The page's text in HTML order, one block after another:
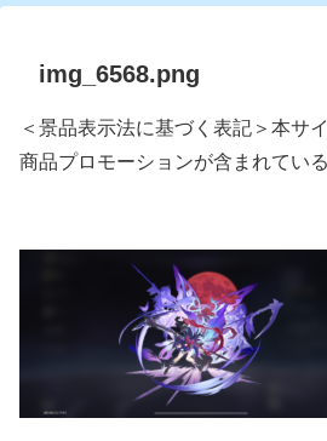
img_6568.png
＜景品表示法に基づく表記＞本サ
商品プロモーションが含まれてい